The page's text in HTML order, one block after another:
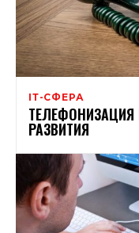
ІТ-СФЕРА
РАЗВИТИЯ